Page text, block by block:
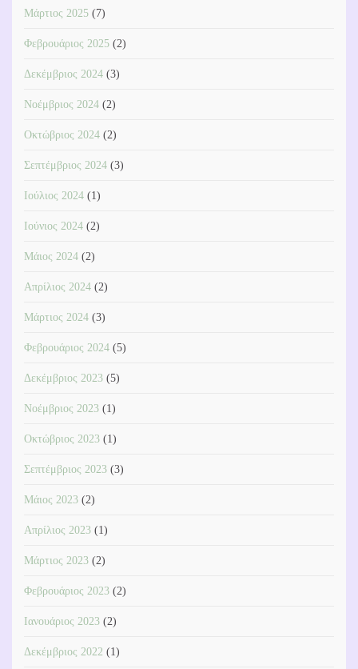
Μάρτιος 2025 (7)
Φεβρουάριος 2025 (2)
Δεκέμβριος 2024 (3)
Νοέμβριος 2024 (2)
Οκτώβριος 2024 (2)
Σεπτέμβριος 2024 (3)
Ιούλιος 2024 (1)
Ιούνιος 2024 (2)
Μάιος 2024 (2)
Απρίλιος 2024 (2)
Μάρτιος 2024 (3)
Φεβρουάριος 2024 (5)
Δεκέμβριος 2023 (5)
Νοέμβριος 2023 (1)
Οκτώβριος 2023 (1)
Σεπτέμβριος 2023 (3)
Μάιος 2023 (2)
Απρίλιος 2023 (1)
Μάρτιος 2023 (2)
Φεβρουάριος 2023 (2)
Ιανουάριος 2023 (2)
Δεκέμβριος 2022 (1)